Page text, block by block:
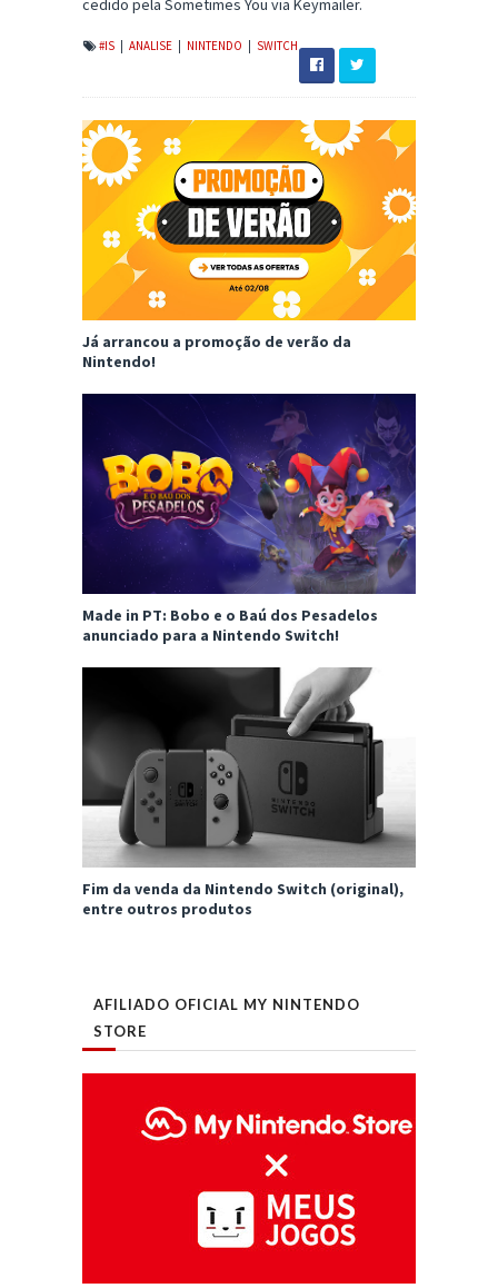
cedido pela Sometimes You via Keymailer.
#IS ANALISE NINTENDO SWITCH
Já arrancou a promoção de verão da
Nintendo!
Made in PT: Bobo e o Baú dos Pesadelos
anunciado para a Nintendo Switch!
Fim da venda da Nintendo Switch (original),
entre outros produtos
AFILIADO OFICIAL MY NINTENDO
STORE